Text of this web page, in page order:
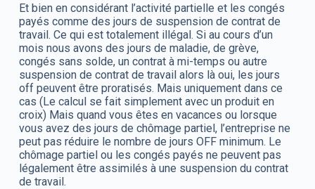
Et bien en considérant l’activité partielle et les congés
payés comme des jours de suspension de contrat de
travail. Ce qui est totalement illégal. Si au cours d’un
mois nous avons des jours de maladie, de grève,
congés sans solde, un contrat à mi-temps ou autre
suspension de contrat de travail alors là oui, les jours
off peuvent être proratisés. Mais uniquement dans ce
cas (Le calcul se fait simplement avec un produit en
croix) Mais quand vous êtes en vacances ou lorsque
vous avez des jours de chômage partiel, l’entreprise ne
peut pas réduire le nombre de jours OFF minimum. Le
chômage partiel ou les congés payés ne peuvent pas
légalement être assimilés à une suspension du contrat
de travail.